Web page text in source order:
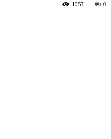
0
1053